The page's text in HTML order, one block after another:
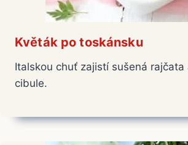
Květák po toskánsku
Italskou chuť zajistí sušená rajčata
cibule.